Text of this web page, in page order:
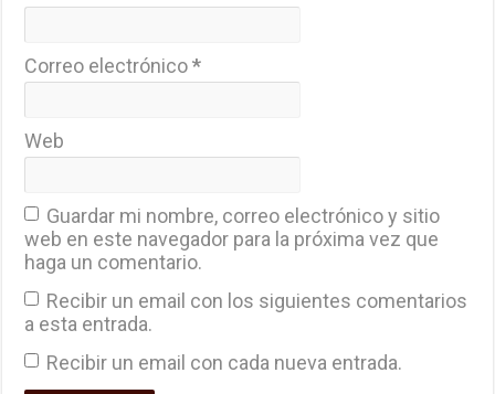
Correo electrónico*
Web
Guardar mi nombre, correo electrónico y sitio
web en este navegador para la próxima vez que
haga un comentario.
Recibir un email con los siguientes comentarios
a esta entrada.
Recibir un email con cada nueva entrada.